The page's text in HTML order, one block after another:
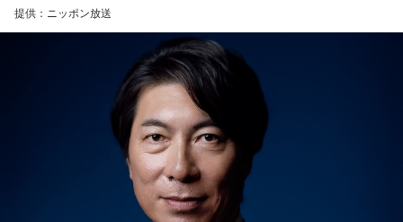
1． 鳩のぬいぐるみ
2． パスポートなどの身分証
3． 買ったばかりの乾電池
この心理テストでわかることは、追い詰められた時に出る、
あなたの「究極の裏の顔」です。
とっさに握りしめたものは、あなたが窮地で無意識に守ろう
とする「本当に大切なもの」を暗示しています。冷静ではい
られない極限の場面でこそ、普段は隠れているあなたの本性
提供：ニッポン放送